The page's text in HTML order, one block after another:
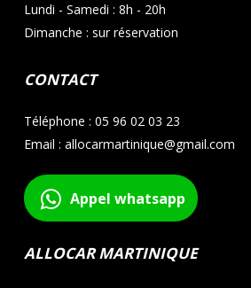
Lundi - Samedi : 8h - 20h
Dimanche : sur réservation
CONTACT
Téléphone : 05 96 02 03 23
Email : allocarmartinique@gmail.com
Appel whatsapp
ALLOCAR MARTINIQUE